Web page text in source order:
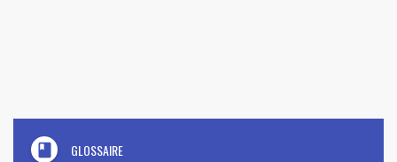
book GLOSSAIRE